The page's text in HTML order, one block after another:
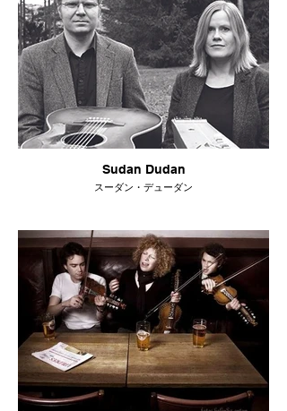
Sudan Dudan
スーダン・デューダン